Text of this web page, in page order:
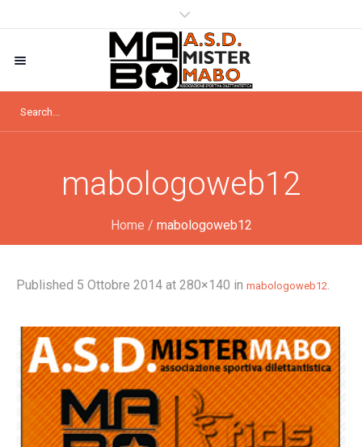
mabologoweb12
Home / mabologoweb12
Published 5 Ottobre 2014 at 280×140 in mabologoweb12.